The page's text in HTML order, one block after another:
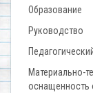
Образование
Руководство
Материально-
оснащенность